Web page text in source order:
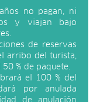
no pagan, ni
y viajan bajo
de reservas
arribo del turista,
% de paquete.
el 100 % del
por anulada
de anulación